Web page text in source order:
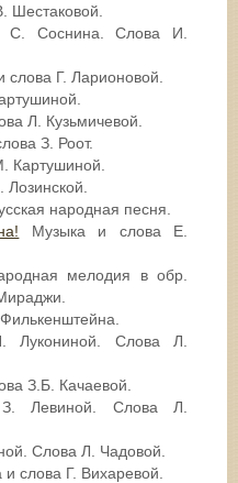
Шестаковой.
С. Соснина. Слова И.
слова Г. Ларионовой.
Л. Кузьмичевой.
З. Роот.
Картушиной.
народная песня.
Музыка и слова Е.
мелодия в обр.
Лукониной. Слова Л.
З.Б. Качаевой.
Левиной. Слова Л.
Слова Л. Чадовой.
и слова Г. Вихаревой.